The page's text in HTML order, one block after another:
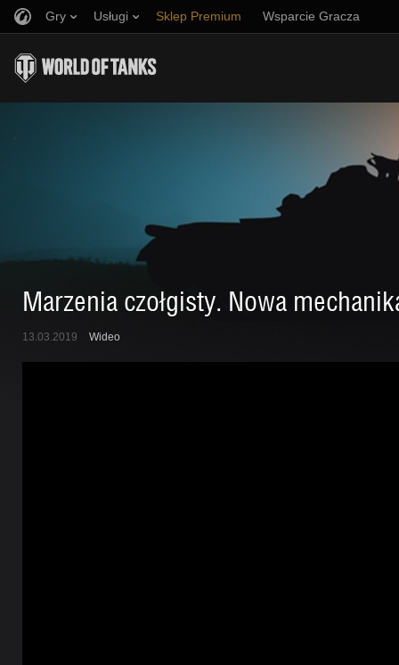
Gry Usługi Sklep Premium Wsparcie Gracza
Muzyka
Zasady fair play
Wargaming.net Game Center
Zwerbuj znajomego
Discord
Marzenia czołgisty. Nowa
13.03.2019 Wideo